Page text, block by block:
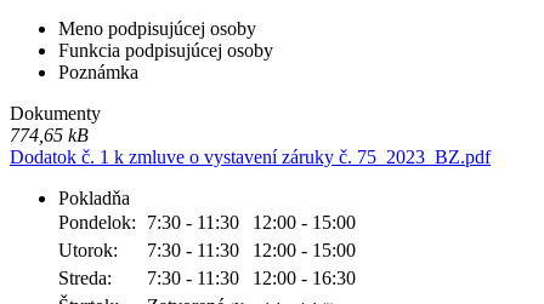
Meno podpisujúcej osoby
Funkcia podpisujúcej osoby
Poznámka
Dokumenty
774,65 kB
Dodatok č. 1 k zmluve o vystavení záruky č. 75_2023_BZ.pdf
Pokladňa
Pondelok:
7:30 - 11:30
12:00 - 15:00
Utorok:
7:30 - 11:30
12:00 - 15:00
Streda:
7:30 - 11:30
12:00 - 16:30